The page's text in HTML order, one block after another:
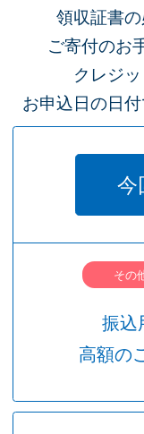
領収証書
ご寄付のお
クレジ
お申込日の日
今
その
振込
高額の